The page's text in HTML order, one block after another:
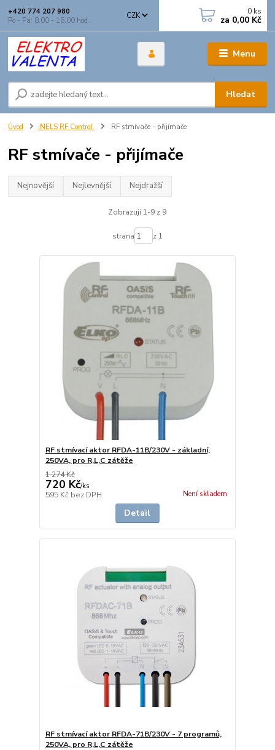
Menu
CZK
Hledat
+420 774 207 980
Po - Pá: 8.00 - 16.00 hod.
0 ks
za 0,00 Kč
Úvod iNELS RF Control RF stmívače - přijímače
RF stmívače - přijímače
Nejnovější Nejlevnější Nejdražší
Zobrazuji 1-9 z 9
strana z 1
RF stmívací aktor RFDA-11B/230V - základní,
250VA, pro R,L,C zátěže
1 274 Kč
720 Kč/ks
595 Kč bez DPH Není skladem
Detail
RF stmívací aktor RFDA-71B/230V - 7 programů,
250VA, pro R,L,C zátěže